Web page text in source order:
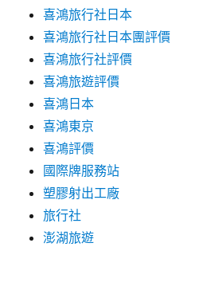
喜鴻旅行社日本
喜鴻旅行社日本團評價
喜鴻旅行社評價
喜鴻旅遊評價
喜鴻日本
喜鴻東京
喜鴻評價
國際牌服務站
塑膠射出工廠
旅行社
澎湖旅遊